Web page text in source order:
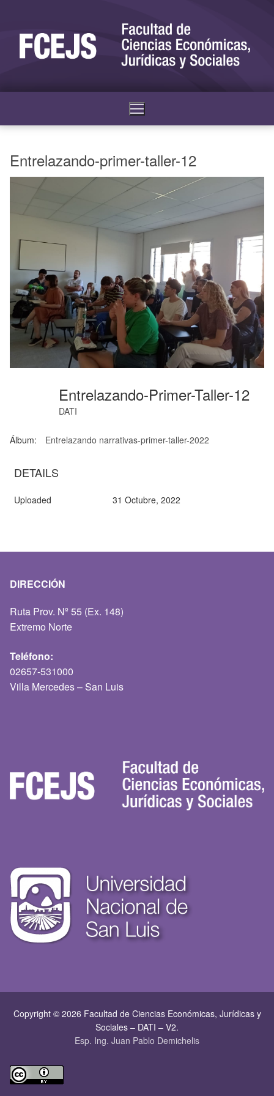
Entrelazando-primer-taller-12
Entrelazando-Primer-Taller-12
DATI
Álbum: Entrelazando narrativas-primer-taller-2022
DETAILS
Uploaded 31 Octubre, 2022
DIRECCIÓN
Ruta Prov. Nº 55 (Ex. 148)
Extremo Norte
Teléfono:
02657-531000
Villa Mercedes – San Luis
Copyright © 2026 Facultad de Ciencias Económicas, Jurí­dicas y
Sociales – DATI – V2.
Esp. Ing. Juan Pablo Demichelis